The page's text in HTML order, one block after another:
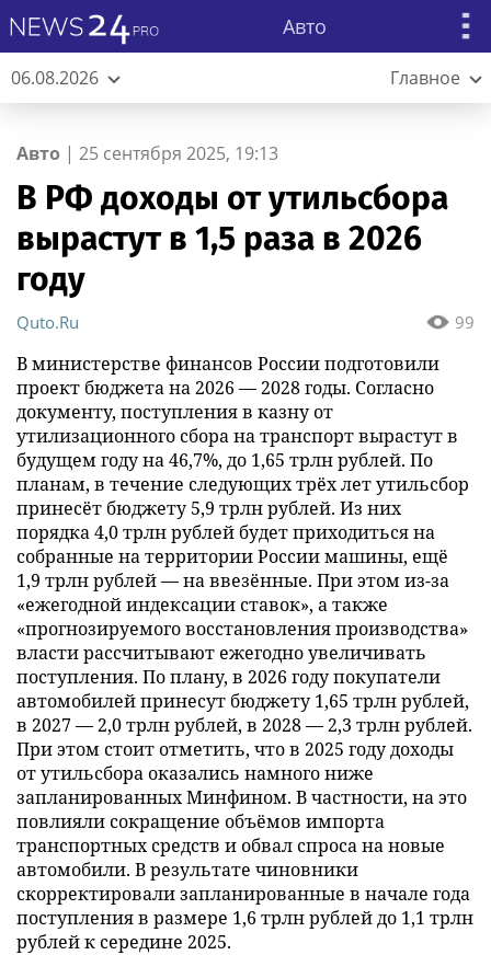
Авто
06.08.2026 Главное
Авто | 25 сентября 2025, 19:13
В РФ доходы от утильсбора
вырастут в 1,5 раза в 2026
году
99
Quto.Ru
В министерстве финансов России подготовили
проект бюджета на 2026 — 2028 годы. Согласно
документу, поступления в казну от
утилизационного сбора на транспорт вырастут в
будущем году на 46,7%, до 1,65 трлн рублей. По
планам, в течение следующих трёх лет утильсбор
принесёт бюджету 5,9 трлн рублей. Из них
порядка 4,0 трлн рублей будет приходиться на
собранные на территории России машины, ещё
1,9 трлн рублей — на ввезённые. При этом из-за
«ежегодной индексации ставок», а также
«прогнозируемого восстановления производства»
власти рассчитывают ежегодно увеличивать
поступления. По плану, в 2026 году покупатели
автомобилей принесут бюджету 1,65 трлн рублей,
в 2027 — 2,0 трлн рублей, в 2028 — 2,3 трлн рублей.
При этом стоит отметить, что в 2025 году доходы
от утильсбора оказались намного ниже
запланированных Минфином. В частности, на это
повлияли сокращение объёмов импорта
транспортных средств и обвал спроса на новые
автомобили. В результате чиновники
скорректировали запланированные в начале года
поступления в размере 1,6 трлн рублей до 1,1 трлн
рублей к середине 2025.